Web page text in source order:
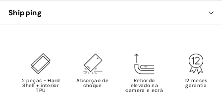
Shipping
2 peças - Hard
Shell + interior
TPU
Absorção de
choque
Rebordo
elevado na
camera e ecrã
12 meses
garantia